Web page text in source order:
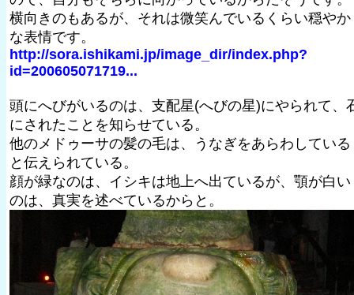
横向きのもあるが、それは微笑んでいるくらい穏やか
な表情です。
http://sora.ishikami.jp/image_dir/index.php?
id=200605071719...
頭にへびがいるのは、支配星(へびの星)にやられて、
にされたことを知らせている。
他のメドゥーサの髪の毛は、うなぎをあらわしている
と伝えられている。
顔が緑なのは、イシキは地上へ出ているが、顎が白い
のは、真実を述べているからと。